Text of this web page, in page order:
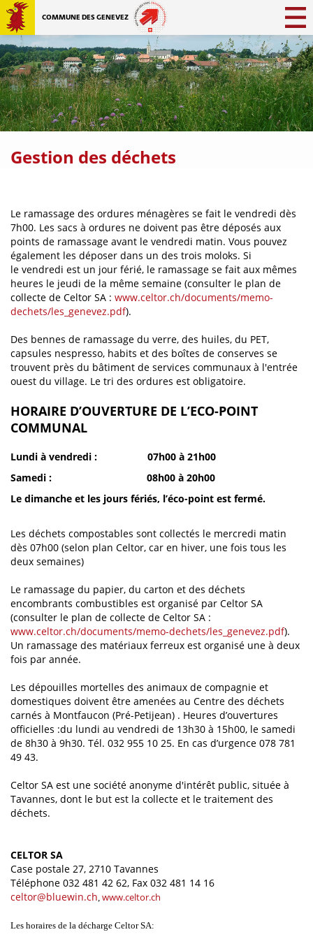
COMMUNE DES GENEVEZ
Gestion des déchets
Le ramassage des ordures ménagères se fait le vendredi dès
7h00. Les sacs à ordures ne doivent pas être déposés aux
points de ramassage avant le vendredi matin. Vous pouvez
également les déposer dans un des trois moloks. Si
le vendredi est un jour férié, le ramassage se fait aux mêmes
heures le jeudi de la même semaine (consulter le plan de
collecte de Celtor SA : www.celtor.ch/documents/memo-
dechets/les_genevez.pdf).
Des bennes de ramassage du verre, des huiles, du PET,
capsules nespresso, habits et des boîtes de conserves se
trouvent près du bâtiment de services communaux à l'entrée
ouest du village. Le tri des ordures est obligatoire.
HORAIRE D’OUVERTURE DE L’ECO-POINT
COMMUNAL
Lundi à vendredi : 07h00 à 21h00
Samedi : 08h00 à 20h00
Le dimanche et les jours fériés, l’éco-point est fermé.
Les déchets compostables sont collectés le mercredi matin
dès 07h00 (selon plan Celtor, car en hiver, une fois tous les
deux semaines)
Le ramassage du papier, du carton et des déchets
encombrants combustibles est organisé par Celtor SA
(consulter le plan de collecte de Celtor SA :
www.celtor.ch/documents/memo-dechets/les_genevez.pdf).
Un ramassage des matériaux ferreux est organisé une à deux
fois par année.
Les dépouilles mortelles des animaux de compagnie et
domestiques doivent être amenées au Centre des déchets
carnés à Montfaucon (Pré-Petijean) . Heures d’ouvertures
officielles :du lundi au vendredi de 13h30 à 15h00, le samedi
de 8h30 à 9h30. Tél. 032 955 10 25. En cas d’urgence 078 781
49 43.
Celtor SA est une société anonyme d'intérêt public, située à
Tavannes, dont le but est la collecte et le traitement des
déchets.
CELTOR SA
Case postale 27, 2710 Tavannes
Téléphone 032 481 42 62, Fax 032 481 14 16
celtor@bluewin.ch www.celtor.ch
Les horaires de la décharge Celtor SA: